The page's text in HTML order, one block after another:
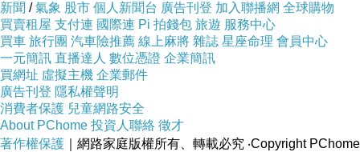
供選
新聞 /氣象 股市 個人新聞台 廣告刊登 加入聯播網 全球購物
買賣租屋 支付連 國際連 Pi 拍錢包 旅遊 服務中心
買車 旅行團 汽車險推薦 線上麻將 雜誌 星座命理 會員中心
一元簡訊 直播達人 數位憑證 企業簡訊
買網址 虛擬主機 企業郵件
廣告刊登 隱私權聲明
消費者保護 兒童網路安全
About PChome 投資人聯絡 徵才
著作權保護 ｜網路家庭版權所有、轉載必究 ‧Copyright PChome